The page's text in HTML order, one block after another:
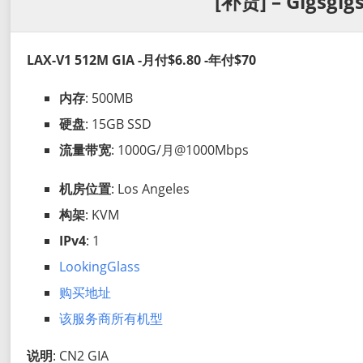
LAX-V1 512M GIA -月付$6.80 -年付$70
内存: 500MB
硬盘: 15GB SSD
流量带宽: 1000G/月@1000Mbps
机房位置: Los Angeles
构架: KVM
IPv4: 1
LookingGlass
购买地址
该服务商所有机型
说明: CN2 GIA